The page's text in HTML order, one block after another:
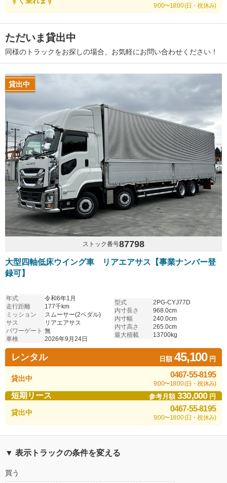
9:00〜18:00 (日・祝休み)
ただいま貸出中
同様のトラックをお探しの場合、お気軽にお問い合わせください！
貸出中
ストック番号87798
大型四軸低床ウイング車 リアエアサス【事業ナンバー登
録可】
年式
令和6年1月
走行距離
177千km
ミッション
スムーサー(2ペダル)
サス
リアエアサス
パワーゲート 無
車検
2026年9月24日
型式
2PG-CYJ77D
内寸長さ
968.0cm
内寸幅
240.0cm
内寸高さ
265.0cm
最大積載
13700kg
レンタル 日額45,100円
貸出中 0467-55-8195
9:00〜18:00 (日・祝休み)
短期リース 参考月額330,000円
貸出中 0467-55-8195
9:00〜18:00 (日・祝休み)
▼ 表示トラックの条件を変える
買う